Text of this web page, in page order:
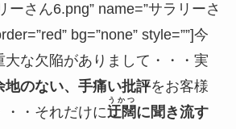
ーさん6.png” name=”サラリーさ
bg=”none” style=””]今
大な欠陥がありまして・・・実
地のない、手痛い批評をお客様
・・それだけに迂闊
うかつ
に聞き流す